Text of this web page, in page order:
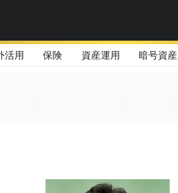
活用 保険 資産運用 暗号資産